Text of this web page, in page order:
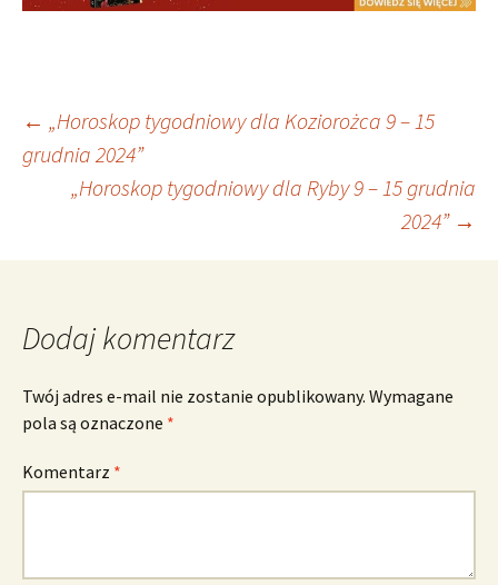
Nawigacja
wpisu
← „Horoskop tygodniowy dla Koziorożca 9 – 15
grudnia 2024”
„Horoskop tygodniowy dla Ryby 9 – 15 grudnia
2024” →
Dodaj komentarz
Twój adres e-mail nie zostanie opublikowany. Wymagane
pola są oznaczone *
Komentarz *